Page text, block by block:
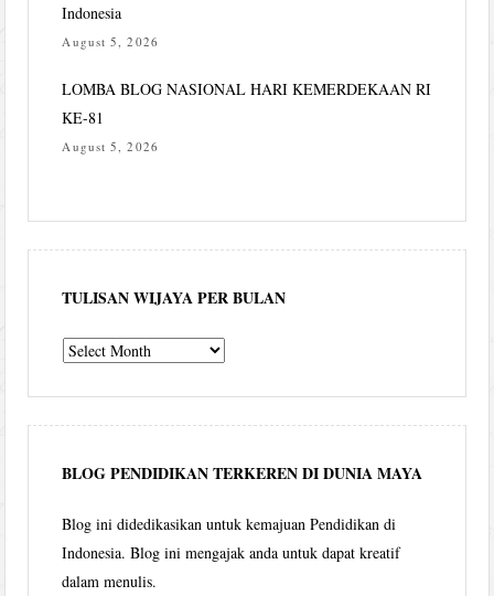
Indonesia
August 5, 2026
LOMBA BLOG NASIONAL HARI KEMERDEKAAN RI
KE-81
August 5, 2026
TULISAN WIJAYA PER BULAN
Tulisan
per
bulan
BLOG PENDIDIKAN TERKEREN DI DUNIA MAYA
Blog ini didedikasikan untuk kemajuan Pendidikan di
Indonesia. Blog ini mengajak anda untuk dapat kreatif
dalam menulis.